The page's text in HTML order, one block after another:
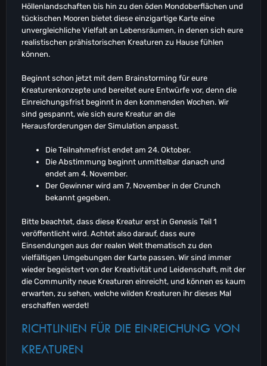
Höllenlandschaften bis hin zu den öden Mondoberflächen und
tückischen Mooren bietet diese einzigartige Karte eine
unvergleichliche Vielfalt an Lebensräumen, in denen sich eure
realistischen prähistorischen Kreaturen zu Hause fühlen
können.
Beginnt schon jetzt mit dem Brainstorming für eure
Kreaturenkonzepte und bereitet eure Entwürfe vor, denn die
Einreichungsfrist beginnt in den kommenden Wochen. Wir
sind gespannt, wie sich eure Kreatur an die
Herausforderungen der Simulation anpasst.
Die Teilnahmefrist endet am 24. Oktober.
Die Abstimmung beginnt unmittelbar danach und
endet am 4. November.
Der Gewinner wird am 7. November in der Crunch
bekannt gegeben.
Bitte beachtet, dass diese Kreatur erst in Genesis Teil 1
veröffentlicht wird. Achtet also darauf, dass eure
Einsendungen aus der realen Welt thematisch zu den
vielfältigen Umgebungen der Karte passen. Wir sind immer
wieder begeistert von der Kreativität und Leidenschaft, mit der
die Community neue Kreaturen einreicht, und können es kaum
erwarten, zu sehen, welche wilden Kreaturen ihr dieses Mal
erschaffen werdet!
RICHTLINIEN FÜR DIE EINREICHUNG VON
KREATUREN